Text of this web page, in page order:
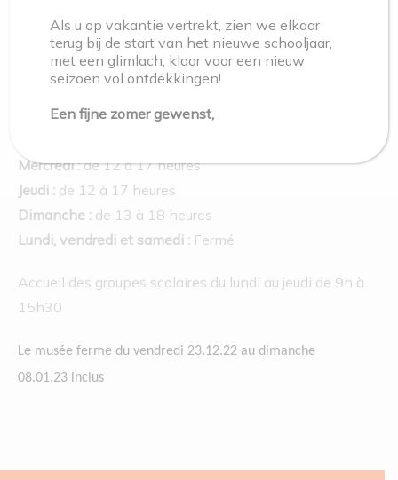
Horaires
Mercredi :de 12 à 17 heures
Jeudi :de 12 à 17 heures
Dimanche :de 13 à 18 heures
Lundi, vendredi et samedi :Fermé
Accueil des groupes scolaires du lundi au jeudi de 9h à
15h30
Le musée ferme du vendredi 23.12.22 au dimanche
08.01.23 inclus
Als u op vakantie vertrekt, zien we elkaar
terug bij de start van het nieuwe schooljaar,
met een glimlach, klaar voor een nieuw
seizoen vol ontdekkingen!
Een fijne zomer gewenst,